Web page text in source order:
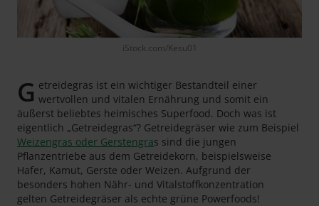
iStock.com/Kesu01
G etreidegras ist ein wichtiger Bestandteil einer
wertvollen und vitalen Ernährung und somit ein
äußerst beliebtes heimisches Superfood. Doch was ist
eigentlich „Getreidegras“? Getreidegräser wie zum Beispiel
Weizengras oder Gerstengras sind die jungen
Pflanzentriebe aus dem Getreidekorn, beispielsweise
Hafer, Kamut, Gerste oder Weizen. Aufgrund der
besonders hohen Nähr- und Vitalstoffkonzentration
gelten Getreidegräser als echte grüne Powerfoods!